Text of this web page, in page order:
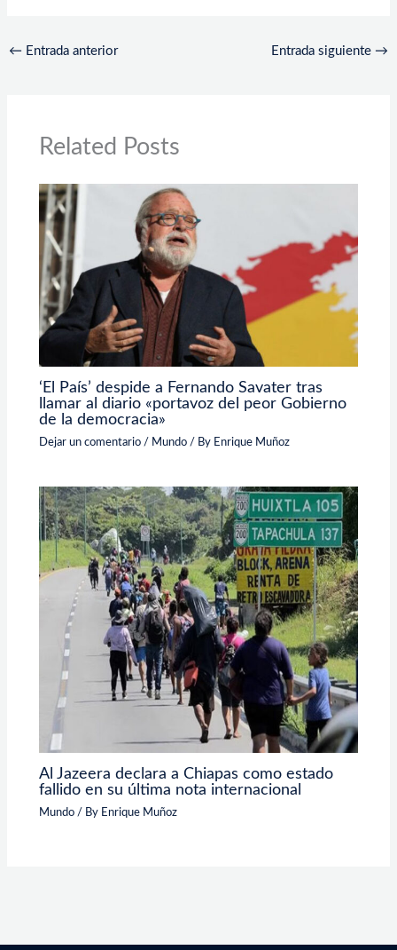
← Entrada anterior Entrada siguiente →
Related Posts
‘El País’ despide a Fernando Savater tras
llamar al diario «portavoz del peor Gobierno
de la democracia»
Dejar un comentario / Mundo / By Enrique Muñoz
Al Jazeera declara a Chiapas como estado
fallido en su última nota internacional
Mundo / By Enrique Muñoz